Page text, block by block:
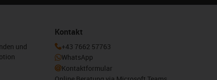
und
Kontakt
+43 7662 57763
WhatsApp
Kontaktformular